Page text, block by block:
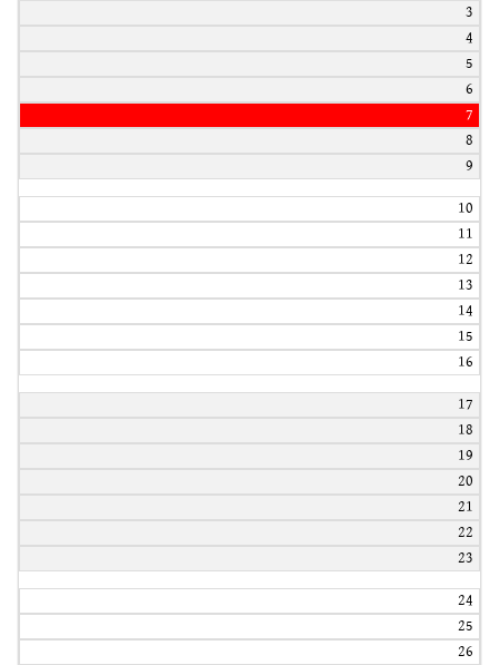
3
4
5
6
7
8
9
10
11
12
13
14
15
16
17
18
19
20
21
22
23
24
25
26